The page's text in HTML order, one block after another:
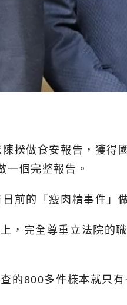
揆做食安報告，獲得
一個完整報告。
前的「瘦肉精事件」
，完全尊重立法院的
的800多件樣本就只